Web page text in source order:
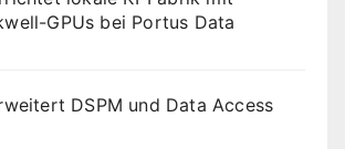
GPUs bei Portus Data
DSPM und Data Access